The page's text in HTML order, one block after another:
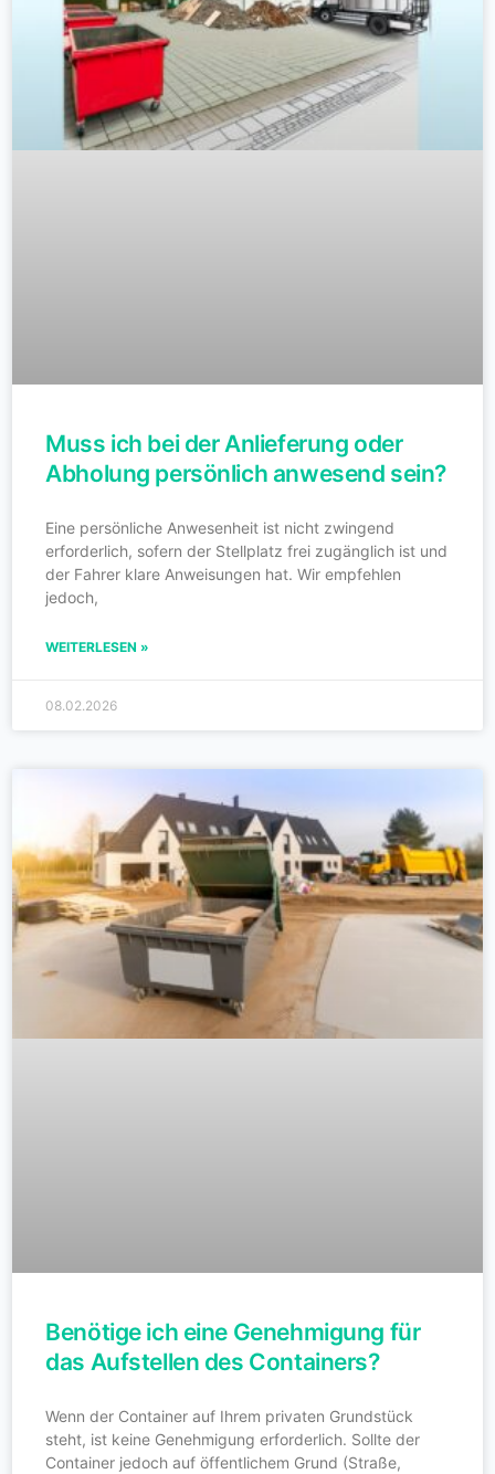
Muss ich bei der Anlieferung oder
Abholung persönlich anwesend sein?
Eine persönliche Anwesenheit ist nicht zwingend
erforderlich, sofern der Stellplatz frei zugänglich ist und
der Fahrer klare Anweisungen hat. Wir empfehlen
jedoch,
WEITERLESEN »
08.02.2026
Benötige ich eine Genehmigung für
das Aufstellen des Containers?
Wenn der Container auf Ihrem privaten Grundstück
steht, ist keine Genehmigung erforderlich. Sollte der
Container jedoch auf öffentlichem Grund (Straße,